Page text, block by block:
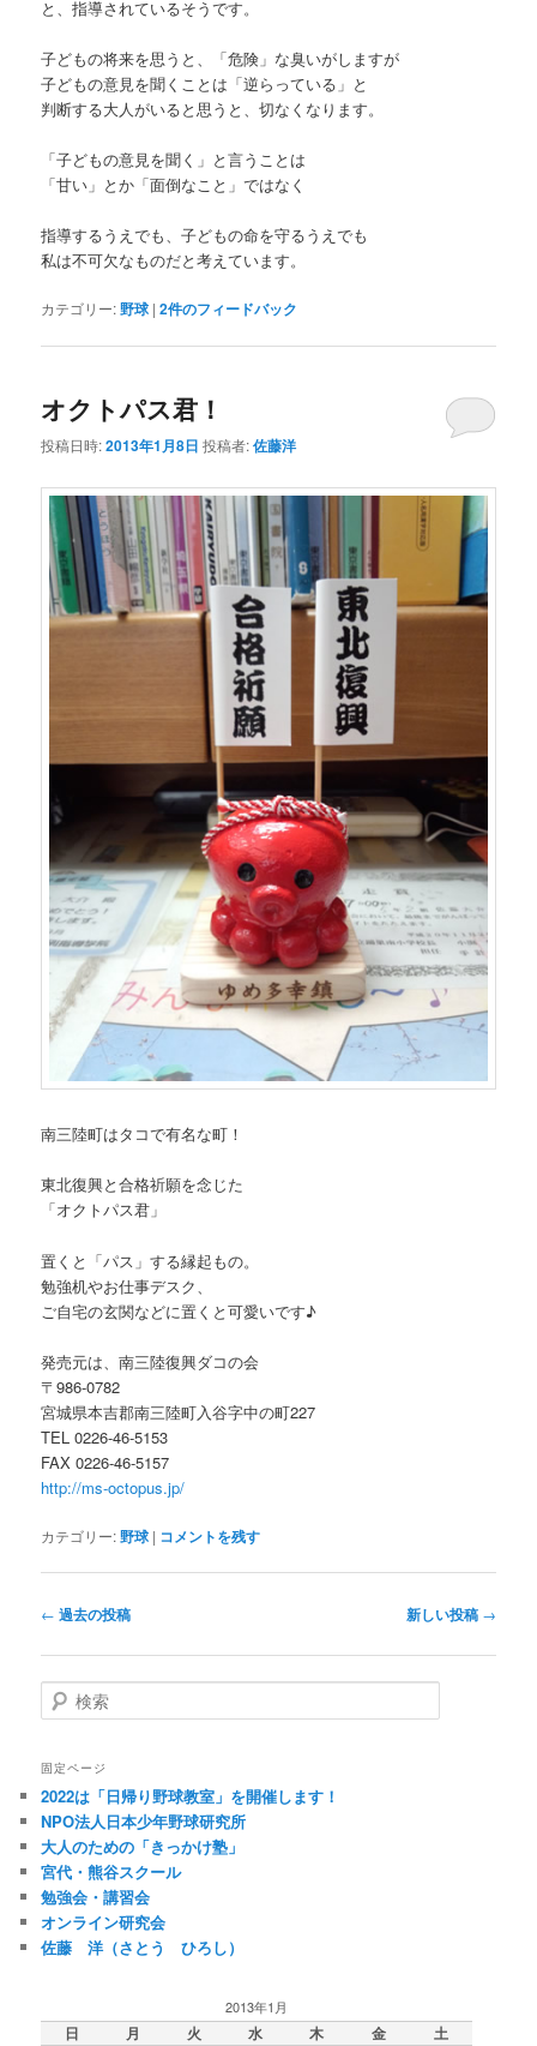
と、指導されているそうです。
子どもの将来を思うと、「危険」な臭いがしますが
子どもの意見を聞くことは「逆らっている」と
判断する大人がいると思うと、切なくなります。
「子どもの意見を聞く」と言うことは
「甘い」とか「面倒なこと」ではなく
指導するうえでも、子どもの命を守るうえでも
私は不可欠なものだと考えています。
カテゴリー:野球 |2件のフィードバック
オクトパス君！
投稿日時:2013年1月8日 投稿者:佐藤洋
南三陸町はタコで有名な町！
東北復興と合格祈願を念じた
「オクトパス君」
置くと「パス」する縁起もの。
勉強机やお仕事デスク、
ご自宅の玄関などに置くと可愛いです♪
発売元は、南三陸復興ダコの会
〒986-0782
宮城県本吉郡南三陸町入谷字中の町227
TEL 0226-46-5153
FAX 0226-46-5157
http://ms-octopus.jp/
カテゴリー:野球 | コメントを残す
投
ナ
ビ
ゲ
シ
ョ
ン
← 過去の投稿 新しい投稿 →
検
索
固定ページ
2022は「日帰り野球教室」を開催します！
NPO法人日本少年野球研究所
大人のための「きっかけ塾」
宮代・熊谷スクール
勉強会・講習会
オンライン研究会
佐藤 洋（さとう ひろし）
2013年1月
日 月 火 水 木 金
土